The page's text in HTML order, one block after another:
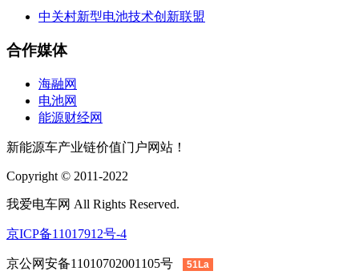
中关村新型电池技术创新联盟
合作媒体
海融网
电池网
能源财经网
新能源车产业链价值门户网站！
Copyright © 2011-2022
我爱电车网 All Rights Reserved.
京ICP备11017912号-4
京公网安备11010702001105号 51La